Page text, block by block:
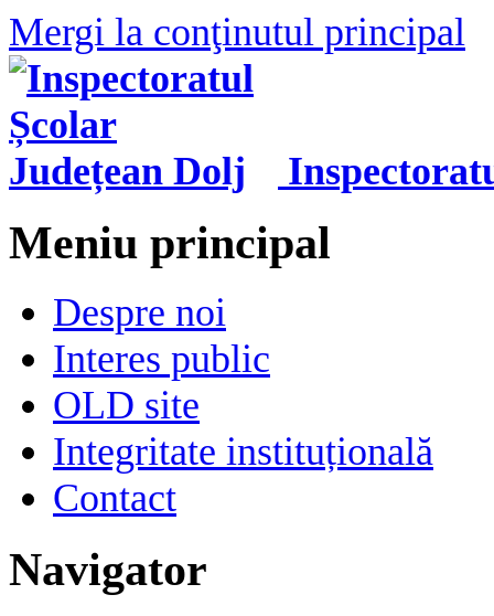
Mergi la conţinutul principal
Meniu principal
Despre noi
Interes public
OLD site
Integritate instituțională
Contact
Navigator